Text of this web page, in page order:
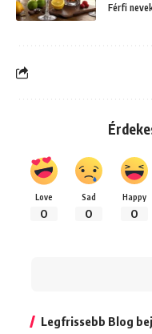
Férfi
Love
0
Sad
0
Happy
0
Legfrissebb Blog